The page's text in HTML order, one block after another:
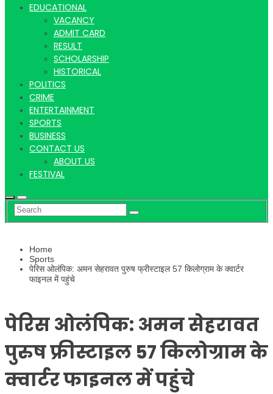
Hindi
News
EDUCATIONAL
VACANCY
ADMIT CARD
RESULT
SCHOLARSHIP
HISTORICAL
POLITICS
CRIME
ENTERTAINMENT
SPORTS
BUSINESS
CONTACT US
ABOUT US
FESTIVAL
Home
Sports
पेरिस ओलंपिक: अमन सेहरावत पुरुष फ्रीस्टाइल 57 किलोग्राम के क्वार्टर
फाइनल में पहुंचे
पेरिस ओलंपिक: अमन सेहरावत
पुरुष फ्रीस्टाइल 57 किलोग्राम के
क्वार्टर फाइनल में पहुंचे